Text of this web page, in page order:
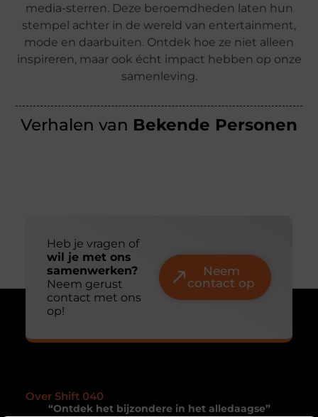
media-sterren. Deze beroemdheden laten hun
stempel achter in de wereld van entertainment,
mode en daarbuiten. Ontdek hoe ze niet alleen
inspireren, maar ook écht impact hebben op onze
samenleving.
Verhalen van Bekende Personen
Heb je vragen of
wil je met ons
samenwerken?
Neem gerust
contact met ons
op!
Neem
contact op
Over Shift 040
“Ontdek het bijzondere in het alledaagse”